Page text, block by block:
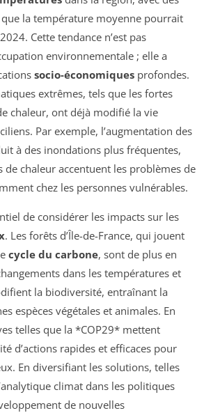
la température moyenne pourrait
2024. Cette tendance n’est pas
environnementale ; elle a
socio-économiques profondes.
extrêmes, tels que les fortes
chaleur, ont déjà modifié la vie
Par exemple, l’augmentation des
à des inondations plus fréquentes,
de chaleur accentuent les problèmes de
chez les personnes vulnérables.
de considérer les impacts sur les
. Les forêts d’Île-de-France, qui jouent
cycle du carbone, sont de plus en
dans les températures et
la biodiversité, entraînant la
espèces végétales et animales. En
telles que la *COP29* mettent
d’actions rapides et efficaces pour
En diversifiant les solutions, telles
climat dans les politiques
de nouvelles